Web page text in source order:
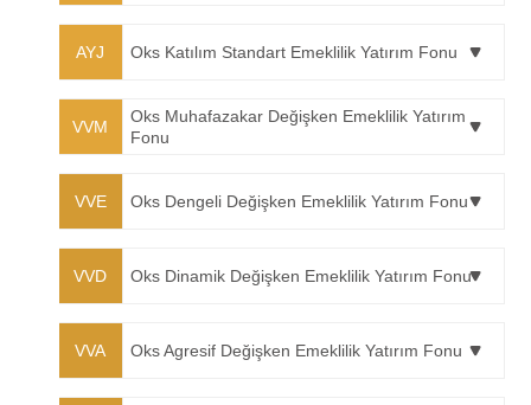
AYJ Oks Katılım Standart Emeklilik Yatırım Fonu
VVM
Oks Muhafazakar Değişken Emeklilik Yatırım
Fonu
VVE Oks Dengeli Değişken Emeklilik Yatırım Fonu
VVD Oks Dinamik Değişken Emeklilik Yatırım Fonu
VVA Oks Agresif Değişken Emeklilik Yatırım Fonu